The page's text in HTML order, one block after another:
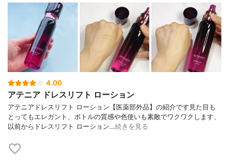
4.00
アテニア ドレスリフト ローション
アテニアドレスリフト ローション【医薬部外品】の紹介です見た目も
とってもエレガント、ボトルの質感や色使いも素敵でワクワクします、
以前からドレスリフト ローション…続きを見る